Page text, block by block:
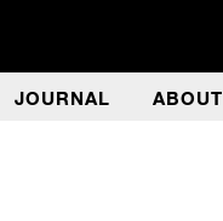
JOURNAL ABOUT